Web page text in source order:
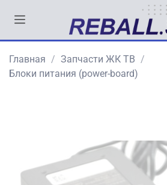
Главная
Запчасти ЖК ТВ
Блоки питания (power-board)